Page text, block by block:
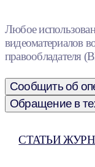
Любое
видеоматериалов
правообладателя
Сообщить об
Обращение в
СТАТЬИ